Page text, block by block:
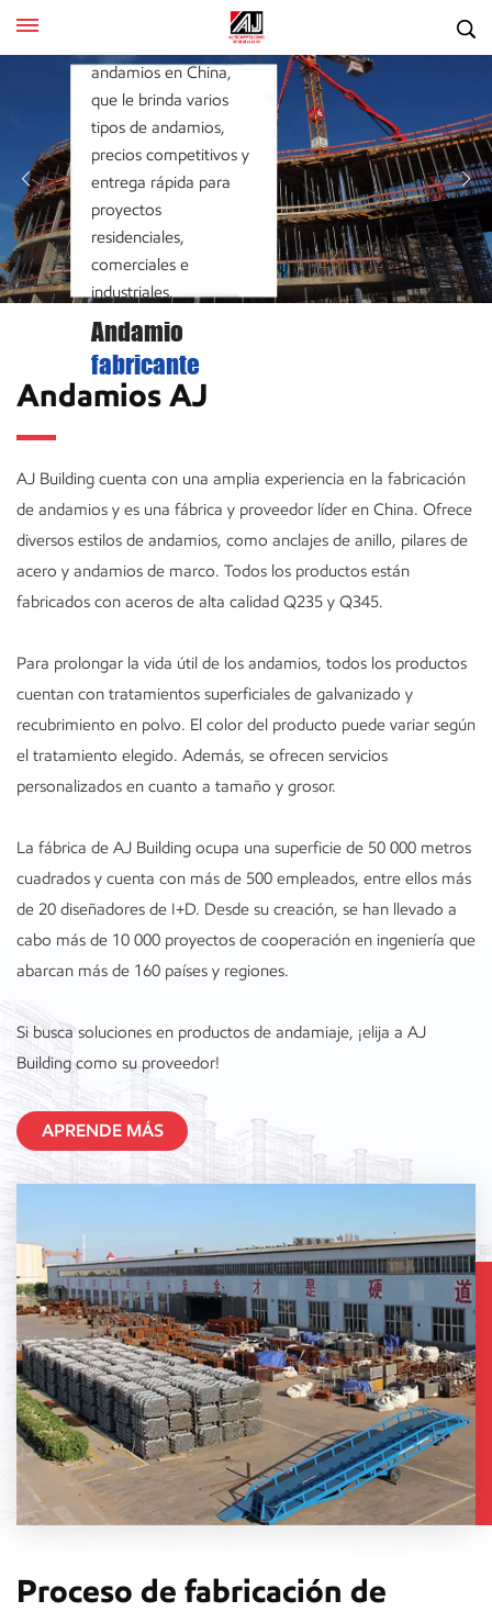
andamios en China,
que le brinda varios
tipos de andamios,
precios competitivos y
entrega rápida para
proyectos
residenciales,
comerciales e
industriales.
Andamio
fabricante
andamios en China,
que le brinda varios
tipos de andamios,
precios competitivos y
entrega rápida para
proyectos
residenciales,
comerciales e
industriales.
Andamio
fabricante
andamios en China,
que le brinda varios
tipos de andamios,
precios competitivos y
entrega rápida para
proyectos
residenciales,
comerciales e
industriales.
Andamio
fabricante
Andamios AJ
AJ Building cuenta con una amplia experiencia en la fabricación
de andamios y es una fábrica y proveedor líder en China. Ofrece
diversos estilos de andamios, como anclajes de anillo, pilares de
acero y andamios de marco. Todos los productos están
fabricados con aceros de alta calidad Q235 y Q345.
Para prolongar la vida útil de los andamios, todos los productos
cuentan con tratamientos superficiales de galvanizado y
recubrimiento en polvo. El color del producto puede variar según
el tratamiento elegido. Además, se ofrecen servicios
personalizados en cuanto a tamaño y grosor.
La fábrica de AJ Building ocupa una superficie de 50 000 metros
cuadrados y cuenta con más de 500 empleados, entre ellos más
de 20 diseñadores de I+D. Desde su creación, se han llevado a
cabo más de 10 000 proyectos de cooperación en ingeniería que
abarcan más de 160 países y regiones.
Si busca soluciones en productos de andamiaje, ¡elija a AJ
Building como su proveedor!
APRENDE MÁS
Proceso de fabricación de